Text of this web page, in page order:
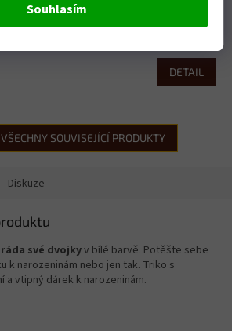
Souhlasím
DETAIL
SOUVISEJÍCÍ PRODUKTY
Diskuze
ráda své dvojkyv bílé barvě. Potěšte sebe
k narozeninám nebo jen tak. Triko s
a vtipný dárek k narozeninám.